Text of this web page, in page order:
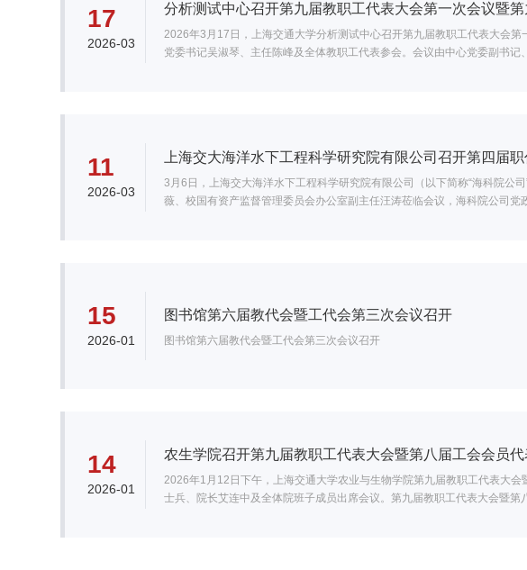
17
2026-03
分析测试中心召开第九届教职工代表大会第一次会议暨
2026年3月17日，上海交通大学分析测试中心召开第九届教职工代表大会
党委书记吴淑琴、主任陈峰及全体教职工代表参会。会议由中心党委副书记
11
2026-03
上海交大海洋水下工程科学研究院有限公司召开第四届
3月6日，上海交大海洋水下工程科学研究院有限公司（以下简称“海科院公
薇、校国有资产监督管理委员会办公室副主任汪涛莅临会议，海科院公司
15
2026-01
图书馆第六届教代会暨工代会第三次会议召开
图书馆第六届教代会暨工代会第三次会议召开
14
2026-01
农生学院召开第九届教职工代表大会暨第八届工会会员
2026年1月12日下午，上海交通大学农业与生物学院第九届教职工代表大
士兵、院长艾连中及全体院班子成员出席会议。第九届教职工代表大会暨